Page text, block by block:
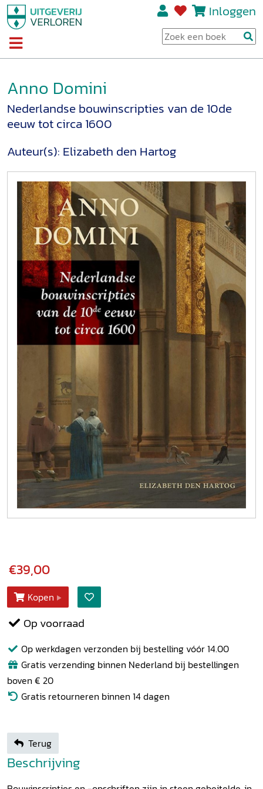
Inloggen
Anno Domini
Nederlandse bouwinscripties van de 10de
eeuw tot circa 1600
Auteur(s): Elizabeth den Hartog
€39,00
Kopen
Op voorraad
Op werkdagen verzonden bij bestelling vóór 14.00
Gratis verzending binnen Nederland bij bestellingen
boven € 20
Gratis retourneren binnen 14 dagen
Terug
Beschrijving